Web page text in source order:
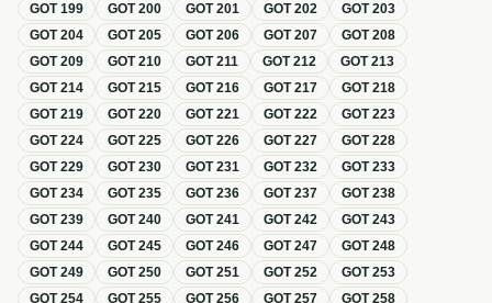
GOT199 GOT200 GOT201 GOT202 GOT203
GOT204 GOT205 GOT206 GOT207 GOT208
GOT209 GOT210 GOT211 GOT212 GOT213
GOT214 GOT215 GOT216 GOT217 GOT218
GOT219 GOT220 GOT221 GOT222 GOT223
GOT224 GOT225 GOT226 GOT227 GOT228
GOT229 GOT230 GOT231 GOT232 GOT233
GOT234 GOT235 GOT236 GOT237 GOT238
GOT239 GOT240 GOT241 GOT242 GOT243
GOT244 GOT245 GOT246 GOT247 GOT248
GOT249 GOT250 GOT251 GOT252 GOT253
GOT254 GOT255 GOT256 GOT257 GOT258